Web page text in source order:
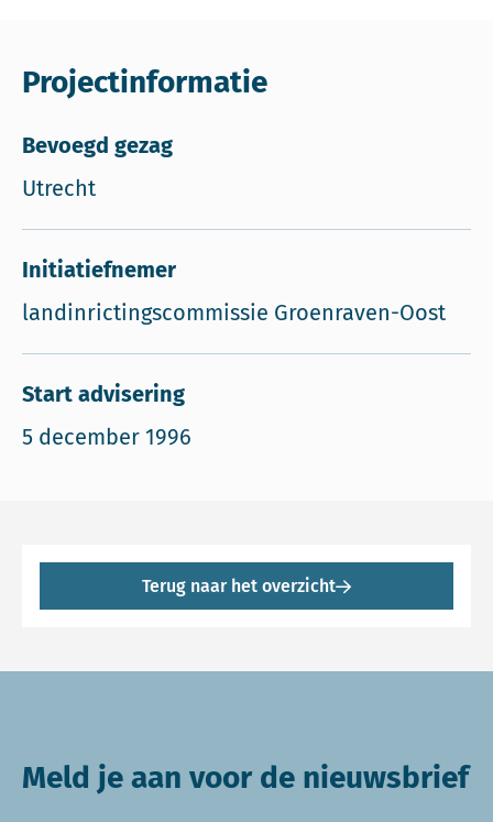
Projectinformatie
Bevoegd gezag
Utrecht
Initiatiefnemer
landinrictingscommissie Groenraven-Oost
Start advisering
5 december 1996
Terug naar het overzicht
Meld je aan voor de nieuwsbrief